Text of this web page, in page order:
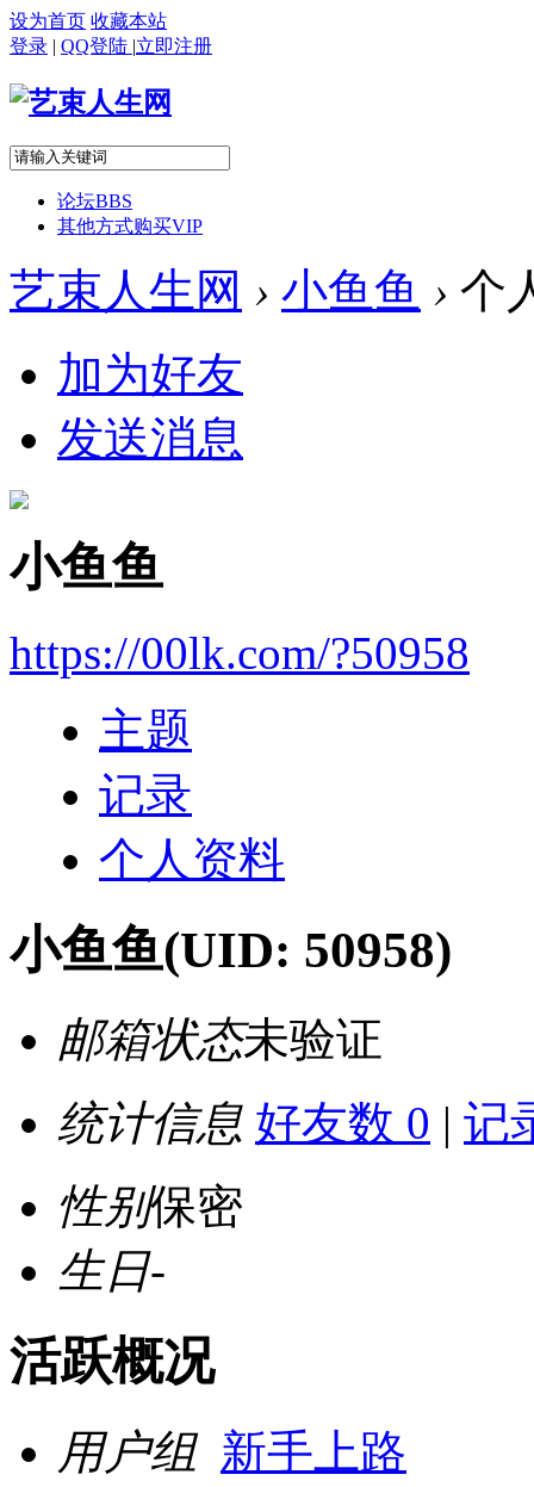
设为首页 收藏本站
登录 | QQ登陆 |立即注册
论坛BBS
其他方式购买VIP
艺束人生网 › 小鱼鱼 › 个
加为好友
发送消息
小鱼鱼
https://00lk.com/?50958
主题
记录
个人资料
小鱼鱼(UID: 50958)
邮箱状态未验证
统计信息 好友数 0 | 记
性别保密
生日-
活跃概况
用户组 新手上路